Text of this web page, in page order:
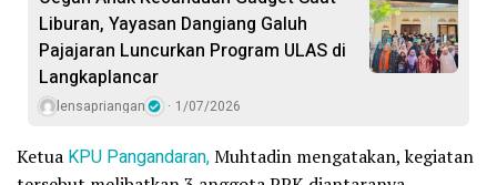
Liburan, Yayasan Dangiang Galuh
Pajajaran Luncurkan Program ULAS di
Langkaplancar
lensapriangan 1/07/2026
Ketua KPU Pangandaran,Muhtadin mengatakan, kegiatan